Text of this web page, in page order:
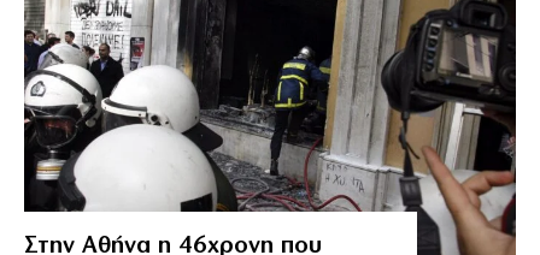
Στην Αθήνα η 46χρονη που